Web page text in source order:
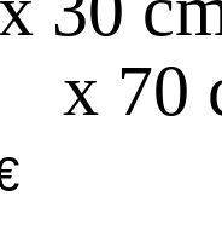
x 70